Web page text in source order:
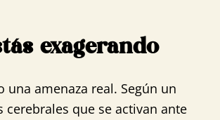
exagerando
amenaza real. Según un
cerebrales que se activan ante